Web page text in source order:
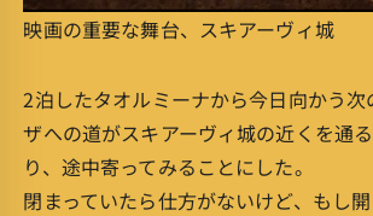
映画の重要な舞台、スキアーヴィ城
2泊したタオルミーナから今日向かう次
ザへの道がスキアーヴィ城の近くを通
り、途中寄ってみることにした。
閉まっていたら仕方がないけど、もし